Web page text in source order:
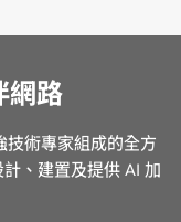
200 種，有助於
並創造未來。
永續計畫。
場、港口)、聊天
。Deloitte 利用
的全新解決方案。
與企業合作，提
網路
技術專家組成的全方
、建置及提供 AI 加